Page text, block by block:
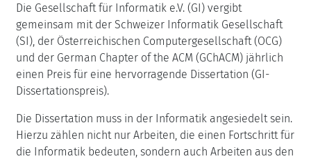
Die Gesellschaft für Informatik e.V. (GI) vergibt
gemeinsam mit der Schweizer Informatik Gesellschaft
(SI), der Österreichischen Computergesellschaft (OCG)
und der German Chapter of the ACM (GChACM) jährlich
einen Preis für eine hervorragende Dissertation (GI-
Dissertationspreis).
Die Dissertation muss in der Informatik angesiedelt sein.
Hierzu zählen nicht nur Arbeiten, die einen Fortschritt für
die Informatik bedeuten, sondern auch Arbeiten aus den